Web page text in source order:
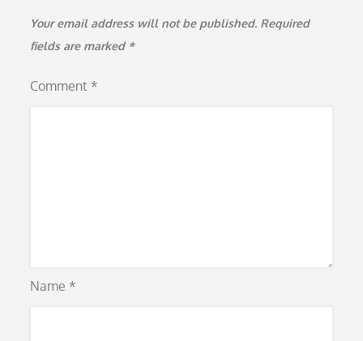
Your email address will not be published. Required
fields are marked *
Comment *
Name *